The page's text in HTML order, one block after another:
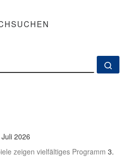
2026
zeigen vielfältiges Programm 3.